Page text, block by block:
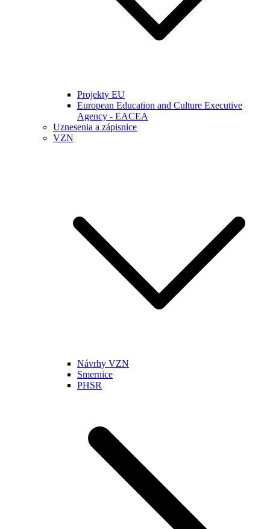
Projekty EU
European Education and Culture Executive
Agency - EACEA
Uznesenia a zápisnice
VZN
Návrhy VZN
Smernice
PHSR